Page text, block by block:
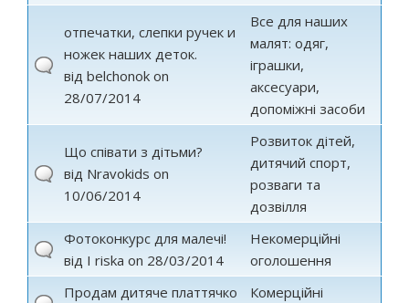
отпечатки, слепки ручек и
ножек наших деток.
від belchonok on
28/07/2014
Все для наших
малят: одяг,
іграшки,
аксесуари,
допоміжні засоби
Що співати з дітьми?
від Nravokids on
10/06/2014
Розвиток дітей,
дитячий спорт,
розваги та
дозвілля
Фотоконкурс для малечі!
від I riska on 28/03/2014
Некомерційні
оголошення
Продам дитяче платтячко
Комерційні